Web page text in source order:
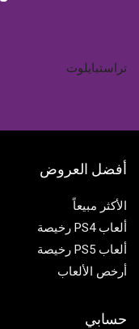
تراستبايلوت
أفضل العروض
الأكثر مبيعاً
ألعاب PS4 رخيصة
ألعاب PS5 رخيصة
أرخص الألعاب
حسابي